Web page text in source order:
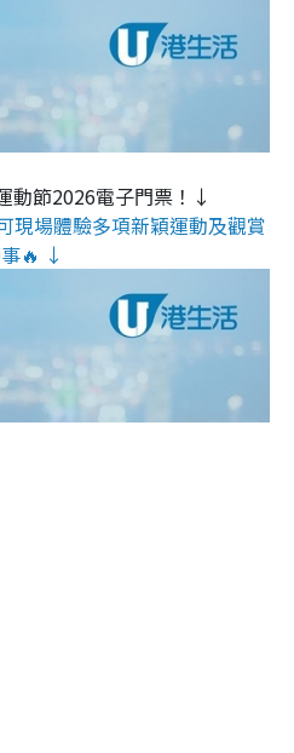
動節2026電子門票！↓
現場體驗多項新穎運動及觀賞
🔥 ↓